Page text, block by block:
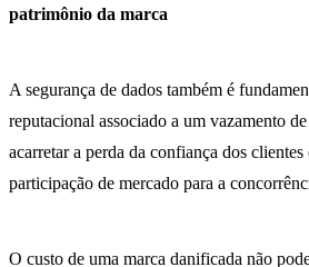
patrimônio da marca
A segurança de dados também é
reputacional associado a um vazamento
acarretar a perda da confiança dos
participação de mercado para a
O custo de uma marca danificada não